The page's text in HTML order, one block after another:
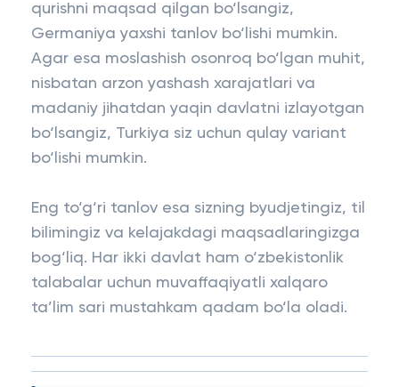
qurishni maqsad qilgan bo‘lsangiz,
Germaniya yaxshi tanlov bo‘lishi mumkin.
Agar esa moslashish osonroq bo‘lgan muhit,
nisbatan arzon yashash xarajatlari va
madaniy jihatdan yaqin davlatni izlayotgan
bo‘lsangiz, Turkiya siz uchun qulay variant
bo‘lishi mumkin.
Eng to‘g‘ri tanlov esa sizning byudjetingiz, til
bilimingiz va kelajakdagi maqsadlaringizga
bog‘liq. Har ikki davlat ham o‘zbekistonlik
talabalar uchun muvaffaqiyatli xalqaro
ta’lim sari mustahkam qadam bo‘la oladi.